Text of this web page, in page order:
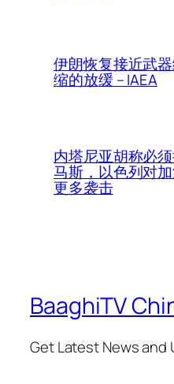
伊朗恢复接近武
缩的放缓 – IAEA
内塔尼亚胡称必
马斯，以色列对
更多袭击
BaaghiTV
Get Latest News and